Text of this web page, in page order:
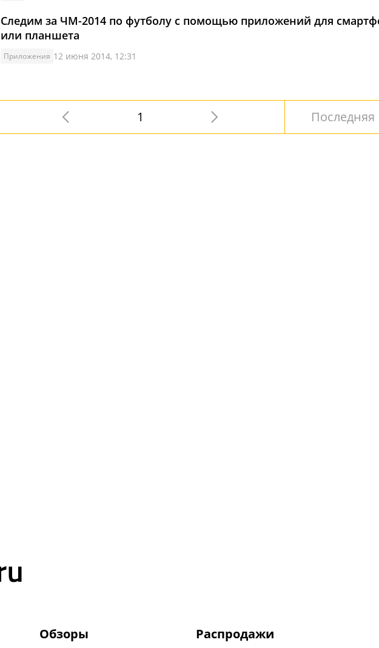
Следим за ЧМ-2014 по футболу с помощью приложений для
или планшета
Приложения 12 июня 2014, 12:31
1 Последняя
Обзоры Распродажи